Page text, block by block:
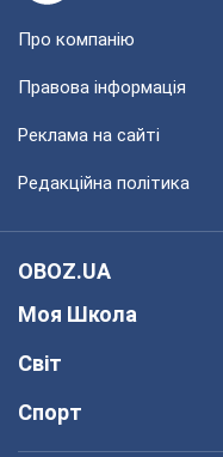
Про компанію
Правова інформація
Реклама на сайті
Редакційна політика
OBOZ.UA
Моя Школа
Світ
Спорт